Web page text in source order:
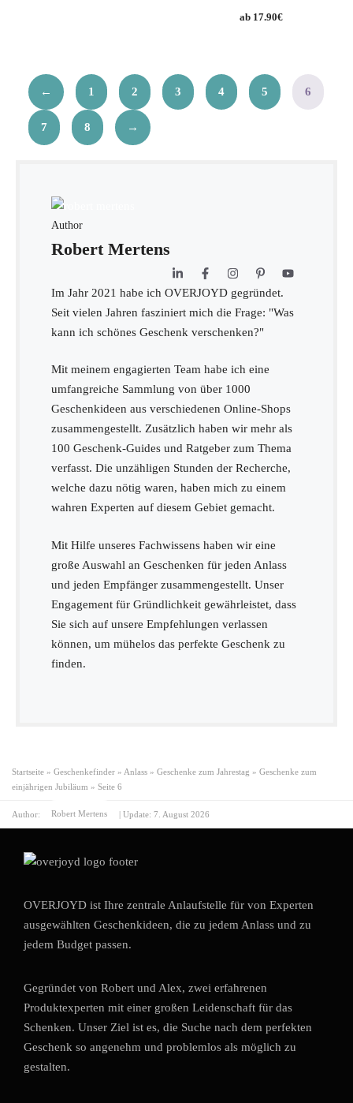
17.90€
← 1 2 3 4 5 6
7 8 →
Author
Robert Mertens
Im Jahr 2021 habe ich OVERJOYD gegründet.
Seit vielen Jahren fasziniert mich die Frage: "Was
kann ich schönes Geschenk verschenken?"
Mit meinem engagierten Team habe ich eine
umfangreiche Sammlung von über 1000
Geschenkideen aus verschiedenen Online-Shops
zusammengestellt. Zusätzlich haben wir mehr als
100 Geschenk-Guides und Ratgeber zum Thema
verfasst. Die unzähligen Stunden der Recherche,
welche dazu nötig waren, haben mich zu einem
wahren Experten auf diesem Gebiet gemacht.
Mit Hilfe unseres Fachwissens haben wir eine
große Auswahl an Geschenken für jeden Anlass
und jeden Empfänger zusammengestellt. Unser
Engagement für Gründlichkeit gewährleistet, dass
Sie sich auf unsere Empfehlungen verlassen
können, um mühelos das perfekte Geschenk zu
finden.
Startseite » Geschenkefinder » Anlass » Geschenke zum Jahrestag » Geschenke zum
einjährigen Jubiläum » Seite 6
Author: Robert Mertens | Update: 7. August 2026
OVERJOYD ist Ihre zentrale Anlaufstelle für von Experten
ausgewählten Geschenkideen, die zu jedem Anlass und zu
jedem Budget passen.
Gegründet von Robert und Alex, zwei erfahrenen
Produktexperten mit einer großen Leidenschaft für das
Schenken. Unser Ziel ist es, die Suche nach dem perfekten
Geschenk so angenehm und problemlos als möglich zu
gestalten.